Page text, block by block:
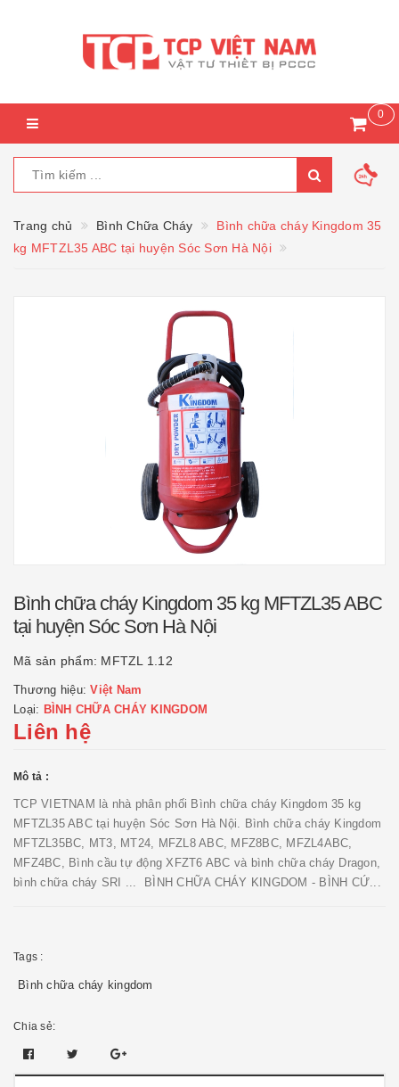
0
Trang chủ Bình Chữa Cháy
Bình chữa cháy Kingdom 35
kg MFTZL35 ABC tại huyện Sóc Sơn Hà Nội
Bình chữa cháy Kingdom 35 kg MFTZL35 ABC
tại huyện Sóc Sơn Hà Nội
Mã sản phẩm: MFTZL 1.12
Thương hiệu:Việt Nam
Loại: BÌNH CHỮA CHÁY KINGDOM
Liên hệ
Mô tả :
TCP VIETNAM là nhà phân phối Bình chữa cháy Kingdom 35 kg
MFTZL35 ABC tại huyện Sóc Sơn Hà Nội. Bình chữa cháy Kingdom
MFTZL35BC, MT3, MT24, MFZL8 ABC, MFZ8BC, MFZL4ABC,
MFZ4BC, Bình cầu tự động XFZT6 ABC và bình chữa cháy Dragon,
bình chữa cháy SRI ... BÌNH CHỮA CHÁY KINGDOM - BÌNH CỨ...
Tags :
Bình chữa cháy kingdom
Chia sẻ: